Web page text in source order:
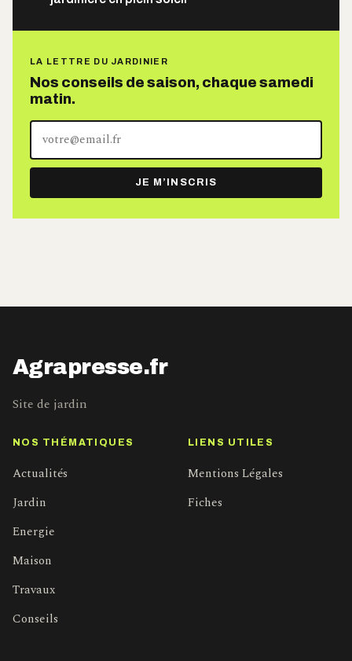
LA LETTRE DU JARDINIER
Nos conseils de saison, chaque samedi
matin.
Votre
adresse
e-
mail
JE M’INSCRIS
Agrapresse.fr
Site de jardin
NOS THÉMATIQUES
Actualités
Jardin
Energie
Maison
Travaux
Conseils
LIENS UTILES
Mentions Légales
Fiches